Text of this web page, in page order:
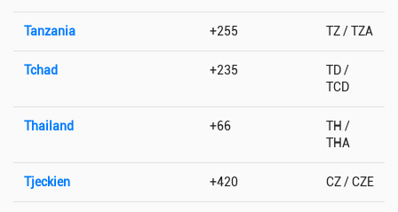
Tanzania +255 TZ / TZA
Tchad +235
TD /
TCD
Thailand +66
TH /
THA
Tjeckien +420 CZ / CZE